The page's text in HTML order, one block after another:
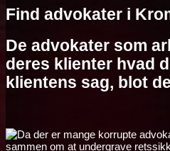
Find advokater i
De advokater som
deres klienter hvad
klientens sag, blot